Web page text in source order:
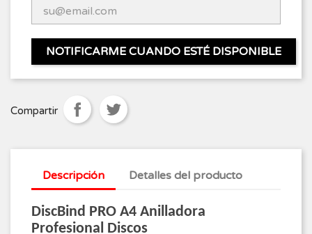
NOTIFICARME CUANDO ESTÉ DISPONIBLE
Compartir
Descripción Detalles del producto
DiscBind PRO A4 Anilladora
Profesional Discos